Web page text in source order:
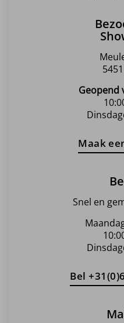
Geopend
Maak
Snel en
Bel